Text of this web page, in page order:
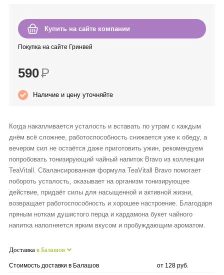
Intilia
Enjoy Care
Купить на сайте компании
Покупка на сайте Гринвей
590Р
Наличие и цену уточняйте
Когда накапливается усталость и вставать по утрам с каждым
днём всё сложнее, работоспособность снижается уже к обеду, а
вечером сил не остаётся даже приготовить ужин, рекомендуем
попробовать тонизирующий чайный напиток Bravo из коллекции
TeaVitall. Сбалансированная формула TeaVitall Bravo помогает
побороть усталость, оказывает на организм тонизирующее
действие, придаёт силы для насыщенной и активной жизни,
возвращает работоспособность и хорошее настроение. Благодаря
пряным ноткам душистого перца и кардамона букет чайного
напитка наполняется ярким вкусом и пробуждающим ароматом.
Доставка в Балашов
Стоимость доставки в Балашов
от 128 руб.